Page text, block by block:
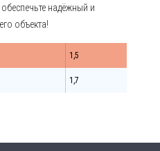
надёжный и
объекта!
1,5
1,7